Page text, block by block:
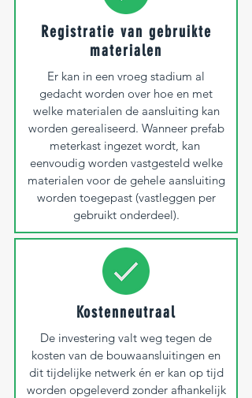
Er kan in een vroeg stadium al
gedacht worden over hoe en met
welke materialen de aansluiting kan
worden gerealiseerd. Wanneer prefab
meterkast ingezet wordt, kan
eenvoudig worden vastgesteld welke
materialen voor de gehele aansluiting
worden toegepast (vastleggen per
gebruikt onderdeel).
Registratie van gebruikte
materialen
De investering valt weg tegen de
kosten van de bouwaansluitingen en
dit tijdelijke netwerk én er kan op tijd
worden opgeleverd zonder afhankelijk
Kostenneutraal